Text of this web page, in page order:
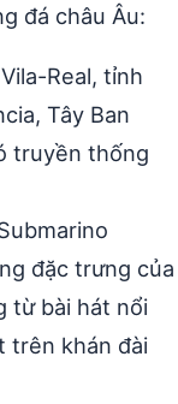
đá châu Âu:
Real, tỉnh
Tây Ban
truyền thống
đặc trưng của
từ bài hát nổi
trên khán đài